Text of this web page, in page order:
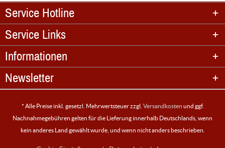
Service Hotline
Service Links
Informationen
Newsletter
* Alle Preise inkl. gesetzl. Mehrwertsteuer zzgl. Versandkosten und ggf.
Nachnahmegebühren gelten für die Lieferung innerhalb Deutschlands, wenn
kein anderes Land gewählt wurde, und wenn nicht anders beschrieben.